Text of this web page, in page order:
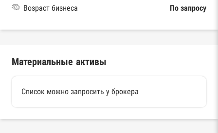
Возраст бизнеса По запросу
Материальные активы
Список можно запросить у брокера